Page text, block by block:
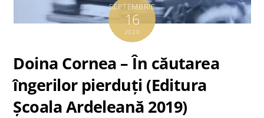
SEPTEMBRIE
16
2020
Doina Cornea – În căutarea
îngerilor pierduţi (Editura
Şcoala Ardeleană 2019)